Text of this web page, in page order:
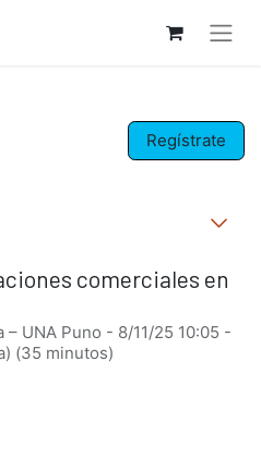
Regístrate
comerciales en
– UNA Puno - 8/11/25 10:05 -
) (35 minutos)